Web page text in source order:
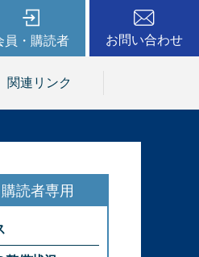
員・購読者
お問い合わせ
関連リンク